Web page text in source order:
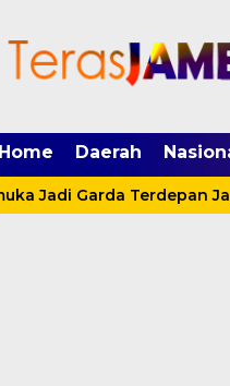
Home Daerah
Garda Terdepan Jaga